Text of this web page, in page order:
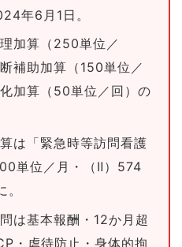
年6月1日。
加算（250単位／
補助加算（150単位／
加算（50単位／回）の
は「緊急時等訪問看護
単位／月・（Ⅱ）574
は基本報酬・12か月超
・虐待防止・身体的拘